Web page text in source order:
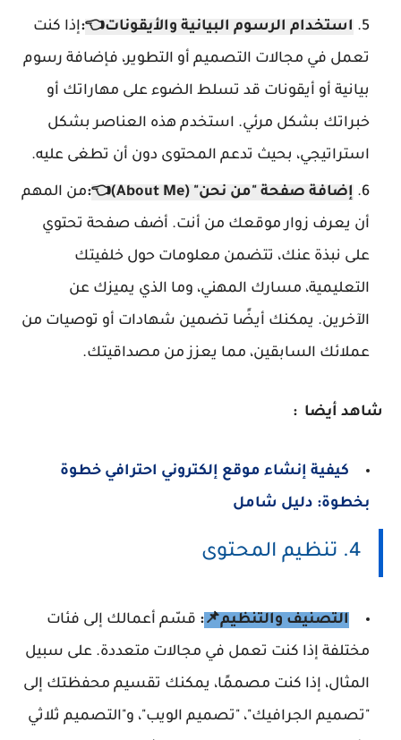
استخدام الرسوم البيانية والأيقونات👈
:إذا كنت
تعمل في مجالات التصميم أو التطوير، فإضافة رسوم
بيانية أو أيقونات قد تسلط الضوء على مهاراتك أو
خبراتك بشكل مرئي. استخدم هذه العناصر بشكل
استراتيجي، بحيث تدعم المحتوى دون أن تطغى عليه.
إضافة صفحة "من نحن" (About Me) 👈
:من المهم
أن يعرف زوار موقعك من أنت. أضف صفحة تحتوي
على نبذة عنك، تتضمن معلومات حول خلفيتك
التعليمية، مسارك المهني، وما الذي يميزك عن
الآخرين. يمكنك أيضًا تضمين شهادات أو توصيات من
عملائك السابقين، مما يعزز من مصداقيتك.
شاهد أيضا :
كيفية إنشاء موقع إلكتروني احترافي خطوة
بخطوة: دليل شامل
4. تنظيم المحتوى
التصنيف والتنظيم📌: قسّم أعمالك إلى فئات
مختلفة إذا كنت تعمل في مجالات متعددة. على سبيل
المثال، إذا كنت مصممًا، يمكنك تقسيم محفظتك إلى
"تصميم الجرافيك"، "تصميم الويب"، و"التصميم ثلاثي